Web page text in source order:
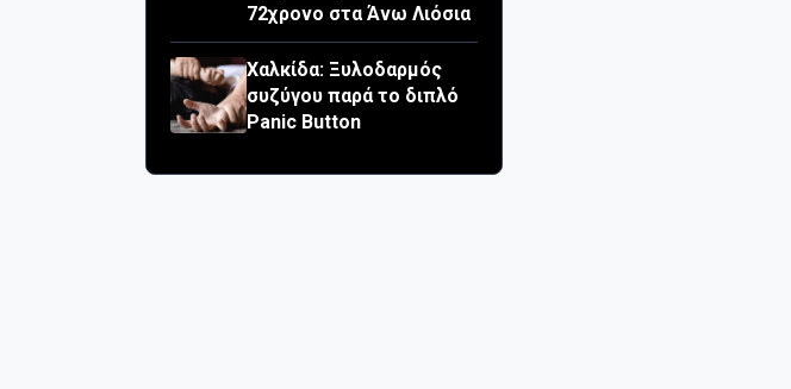
72χρονο στα Άνω Λιόσια
Χαλκίδα: Ξυλοδαρμός
συζύγου παρά το διπλό
Panic Button